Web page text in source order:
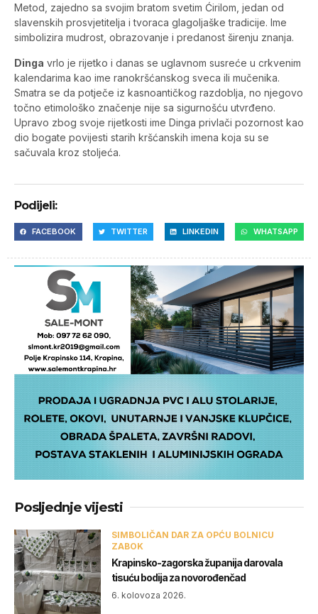
Metod, zajedno sa svojim bratom svetim Ćirilom, jedan od
slavenskih prosvjetitelja i tvoraca glagoljaške tradicije. Ime
simbolizira mudrost, obrazovanje i predanost širenju znanja.
Dinga vrlo je rijetko i danas se uglavnom susreće u crkvenim
kalendarima kao ime ranokršćanskog sveca ili mučenika.
Smatra se da potječe iz kasnoantičkog razdoblja, no njegovo
točno etimološko značenje nije sa sigurnošću utvrđeno.
Upravo zbog svoje rijetkosti ime Dinga privlači pozornost kao
dio bogate povijesti starih kršćanskih imena koja su se
sačuvala kroz stoljeća.
Podijeli:
FACEBOOK TWITTER LINKEDIN WHATSAPP
Posljednje vijesti
SIMBOLIČAN DAR ZA OPĆU BOLNICU
ZABOK
Krapinsko-zagorska županija darovala
tisuću bodija za novorođenčad
6. kolovoza 2026.